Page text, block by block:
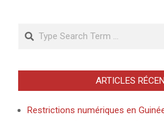
ARTICLES
Restrictions numériques en